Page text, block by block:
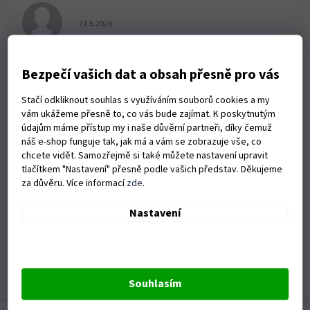
Bezpečí vašich dat a obsah přesně pro vás
Stačí odkliknout souhlas s využíváním souborů cookies a my
vám ukážeme přesně to, co vás bude zajímat. K poskytnutým
údajům máme přístup my i naše důvěrní partneři, díky čemuž
náš e-shop funguje tak, jak má a vám se zobrazuje vše, co
chcete vidět. Samozřejmě si také můžete nastavení upravit
tlačítkem "Nastavení" přesně podle vašich představ. Děkujeme
za důvěru. Více informacízde.
Nastavení
Souhlasím
Hodnocení obchodu je 5 z 5 hvězdiček.
21.6.2026
Hodnocení obchodu je 5 z 5 hvězdiček.
19.6.2026
+ Vše naprosto v pohodě,perfektně zabaleno!!
+ Dodáno kam jsem potřeboval!
Hodnocení obchodu je 5 z 5 hvězdiček.